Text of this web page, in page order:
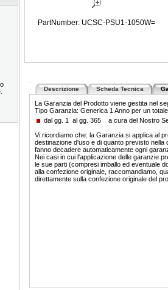
PartNumber: UCSC-PSU1-1050W=
Descrizione Scheda Tecnica
La Garanzia del Prodotto viene gestita nel
Tipo Garanzia: Generica 1 Anno per un
dal gg. 1 al gg. 365 a cura del Nostro
Vi ricordiamo che: la Garanzia si applica al
destinazione d'uso e di quanto previsto
fanno decadere automaticamente ogni
Nei casi in cui l'applicazione delle garanzie
le sue parti (compresi imballo ed eventuale
alla confezione originale, raccomandiamo,
direttamente sulla confezione originale del